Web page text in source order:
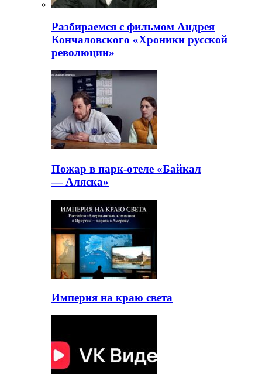
Разбираемся с фильмом Андрея
Кончаловского «Хроники русской
революции»
Пожар в парк-отеле «Байкал
— Аляска»
Империя на краю света